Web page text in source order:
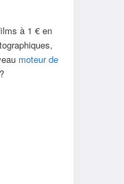
à 1 € en
moteur de